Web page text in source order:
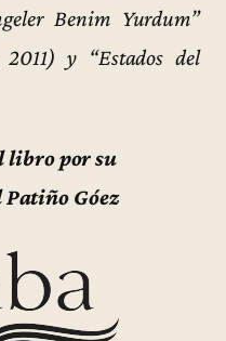
Benim Yurdum”
y “Estados del
libro por su
Góez